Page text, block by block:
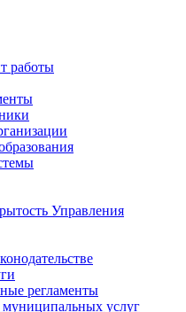
работы
Управления
регламенты
муниципальных услуг